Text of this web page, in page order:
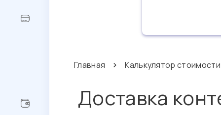
Главная Калькулятор стоимости
Доставка